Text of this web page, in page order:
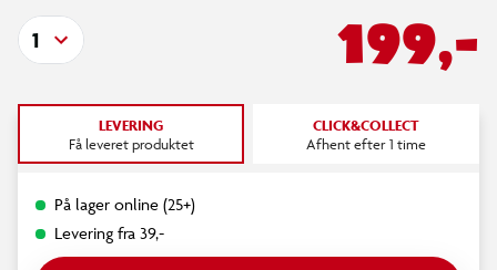
199,-
1
LEVERING
Få leveret produktet
CLICK&COLLECT
Afhent efter 1 time
På lager online (25+)
Levering fra 39,-